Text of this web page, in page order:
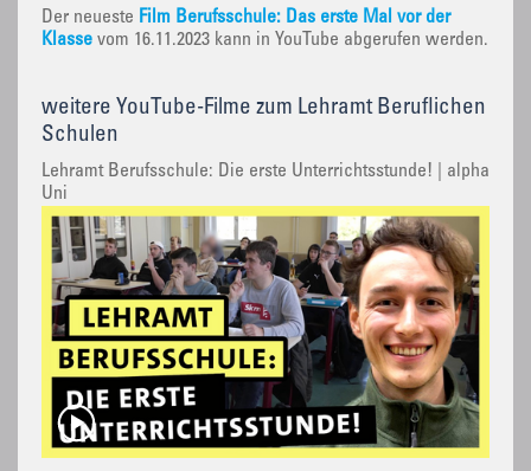
Der neueste Film Berufsschule: Das erste Mal vor der
Klasse vom 16.11.2023 kann in YouTube abgerufen werden.
weitere YouTube-Filme zum Lehramt Beruflichen
Schulen
Lehramt Berufsschule: Die erste Unterrichtsstunde! | alpha
Uni